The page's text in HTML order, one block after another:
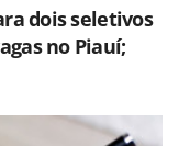
dois seletivos
no Piauí;